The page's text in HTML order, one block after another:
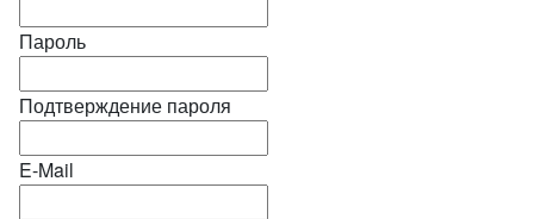
Пароль
Подтверждение пароля
E-Mail